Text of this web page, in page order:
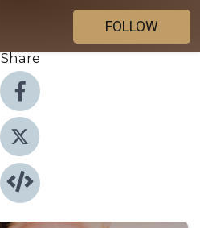
FOLLOW
Share